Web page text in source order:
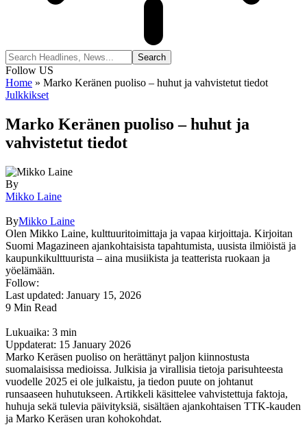
Follow US
Home » Marko Keränen puoliso – huhut ja vahvistetut tiedot
Julkkikset
Marko Keränen puoliso – huhut ja
vahvistetut tiedot
By
Mikko Laine
ByMikko Laine
Olen Mikko Laine, kulttuuritoimittaja ja vapaa kirjoittaja. Kirjoitan
Suomi Magazineen ajankohtaisista tapahtumista, uusista ilmiöistä ja
kaupunkikulttuurista – aina musiikista ja teatterista ruokaan ja
yöelämään.
Follow:
Last updated: January 15, 2026
9 Min Read
Lukuaika: 3 min
Uppdaterat: 15 January 2026
Marko Keräsen puoliso on herättänyt paljon kiinnostusta
suomalaisissa medioissa. Julkisia ja virallisia tietoja parisuhteesta
vuodelle 2025 ei ole julkaistu, ja tiedon puute on johtanut
runsaaseen huhutukseen. Artikkeli käsittelee vahvistettuja faktoja,
huhuja sekä tulevia päivityksiä, sisältäen ajankohtaisen TTK-kauden
ja Marko Keräsen uran kohokohdat.